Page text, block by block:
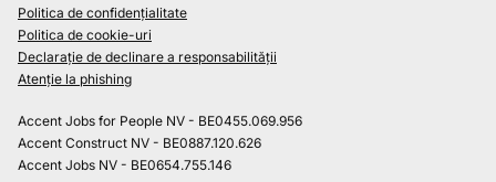
Politica de confidențialitate
Politica de cookie-uri
Declarație de declinare a responsabilității
Atenție la phishing
Accent Jobs for People NV - BE0455.069.956
Accent Construct NV - BE0887.120.626
Accent Jobs NV - BE0654.755.146